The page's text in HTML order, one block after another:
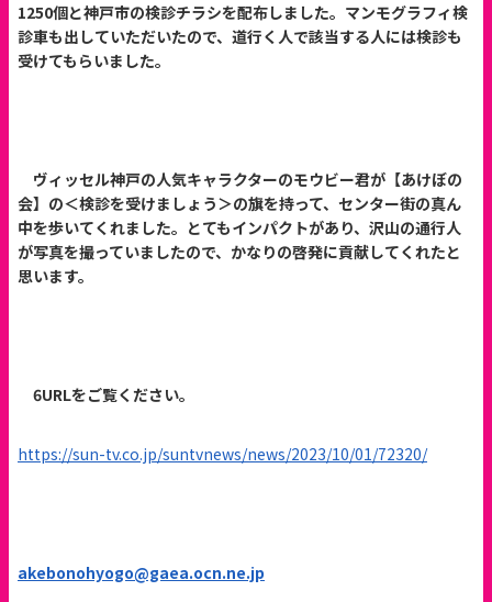
1250個と神戸市の検診チラシを配布しました。マンモグラフィ検
診車も出していただいたので、道行く人で該当する人には検診も
受けてもらいました。
ヴィッセル神戸の人気キャラクターのモウビー君が【あけぼの
会】の＜検診を受けましょう＞の旗を持って、センター街の真ん
中を歩いてくれました。とてもインパクトがあり、沢山の通行人
が写真を撮っていましたので、かなりの啓発に貢献してくれたと
思います。
6URLをご覧ください。
https://sun-tv.co.jp/suntvnews/news/2023/10/01/72320/
akebonohyogo@gaea.ocn.ne.jp